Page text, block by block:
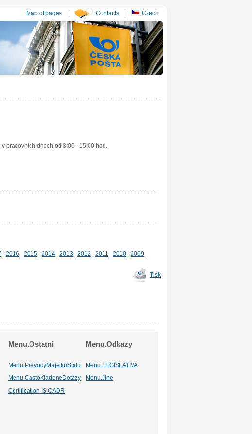
Map of pages | Contacts | Czech
pracovních dnech od 8:00 - 15:00 hod.
2016 2015 2014 2013 2012 2011 2010
2009
Tisk
Menu.Ostatni Menu.Odkazy
Menu.PrevodyMajetkuStatu
Menu.LEGISLATIVA
Menu.CastoKladeneDotazy Menu.Jine
Certification IS CADR